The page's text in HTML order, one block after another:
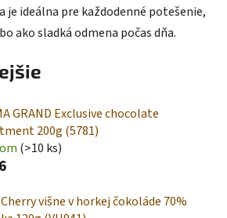
je ideálna pre každodenné potešenie,
ako sladká odmena počas dňa.
GRAND Exclusive chocolate
200g (5781)
(>10 ks)
višne v horkej čokoláde 70%